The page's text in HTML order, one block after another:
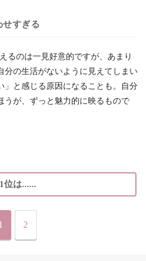
せすぎる
るのは一見好意的ですが、あまり
分の生活がないように見えてしまい
」と感じる原因になることも。自分
うが、ずっと魅力的に映るもので
位は......
2